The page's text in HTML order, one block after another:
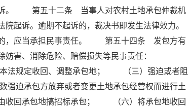
诉。 第五十二条 当事人对农村土地承包仲裁机
起诉。逾期不起诉的，裁决书即发生法律效力。
，应当承担民事责任。 第五十四条 发包方有
除妨害、消除危险、赔偿损失等民事责任：
法规定收回、调整承包地； （三）强迫或者阻
迫承包方放弃或者变更土地承包经营权而进行土
收回承包地搞招标承包； （六）将承包地收回